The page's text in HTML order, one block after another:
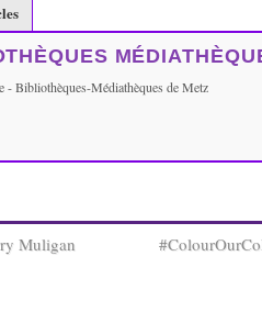
- Bibliothèques-Médiathèques de Metz
Muligan